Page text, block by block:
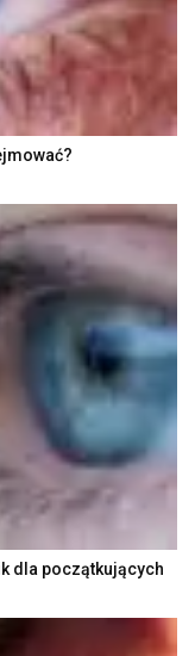
dla początkujących